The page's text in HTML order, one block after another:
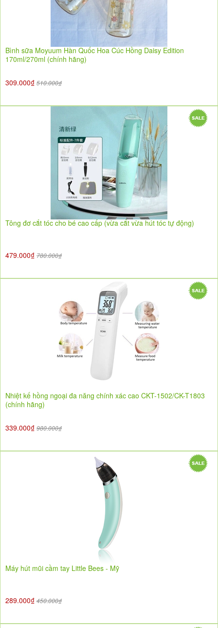
Bình sữa Moyuum Hàn Quốc Hoa Cúc Hồng Daisy Edition
170ml/270ml (chính hãng)
309.000₫ 510.000₫
Tông đơ cắt tóc cho bé cao cấp (vừa cắt vừa hút tóc tự động)
479.000₫ 780.000₫
Nhiệt kế hồng ngoại đa năng chính xác cao CKT-1502/CK-T1803
(chính hãng)
339.000₫ 980.000₫
Máy hút mũi cầm tay Little Bees - Mỹ
289.000₫ 450.000₫